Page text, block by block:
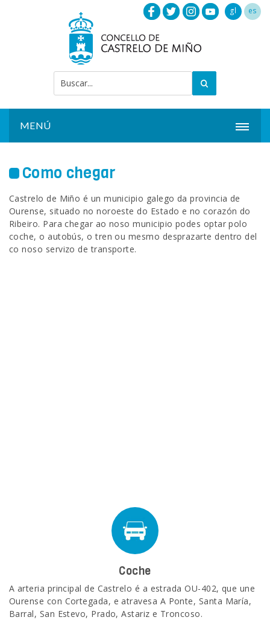
gl es
MENÚ
CONCELLO
INSTALACIÓNS
Como chegar
Castrelo de Miño é un municipio galego da provincia de
Ourense, situado no noroeste do Estado e no corazón do
Ribeiro. Para chegar ao noso municipio podes optar polo
coche, o autobús, o tren ou mesmo desprazarte dentro del
co noso servizo de transporte.
Coche
A arteria principal de Castrelo é a estrada OU-402, que une
Ourense con Cortegada, e atravesa A Ponte, Santa María,
Barral, San Estevo, Prado, Astariz e Troncoso.